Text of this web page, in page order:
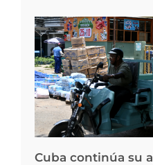
Cuba continúa su